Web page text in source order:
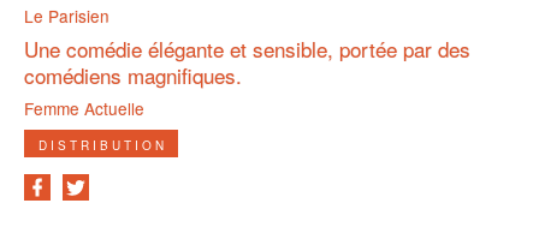
Le Parisien
Une comédie élégante et sensible, portée par des
comédiens magnifiques.
Femme Actuelle
DISTRIBUTION